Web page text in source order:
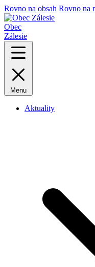
Rovno na obsah Rovno na
Obec
Zálesie
Menu
Aktuality